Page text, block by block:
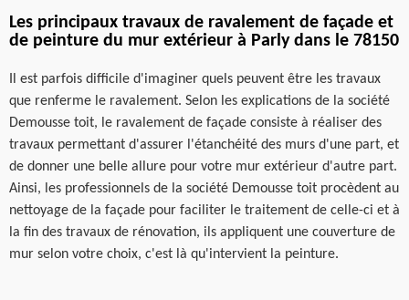
Les principaux travaux de ravalement de façade et
de peinture du mur extérieur à Parly dans le 78150
Il est parfois difficile d'imaginer quels peuvent être les travaux
que renferme le ravalement. Selon les explications de la société
Demousse toit, le ravalement de façade consiste à réaliser des
travaux permettant d'assurer l'étanchéité des murs d'une part, et
de donner une belle allure pour votre mur extérieur d'autre part.
Ainsi, les professionnels de la société Demousse toit procèdent au
nettoyage de la façade pour faciliter le traitement de celle-ci et à
la fin des travaux de rénovation, ils appliquent une couverture de
mur selon votre choix, c'est là qu'intervient la peinture.